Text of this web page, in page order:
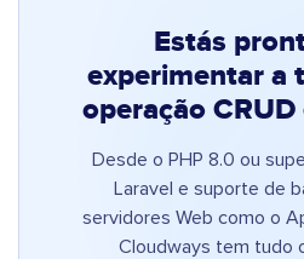
Estás
experimentar a
operação
Desde o PHP 8.0 ou
Laravel e suporte de
servidores Web como o
Cloudways tem tudo